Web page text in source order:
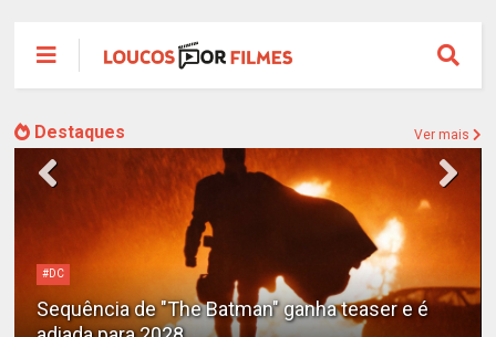
Destaques Ver mais
#DC
Sequência de "The Batman" ganha teaser e é